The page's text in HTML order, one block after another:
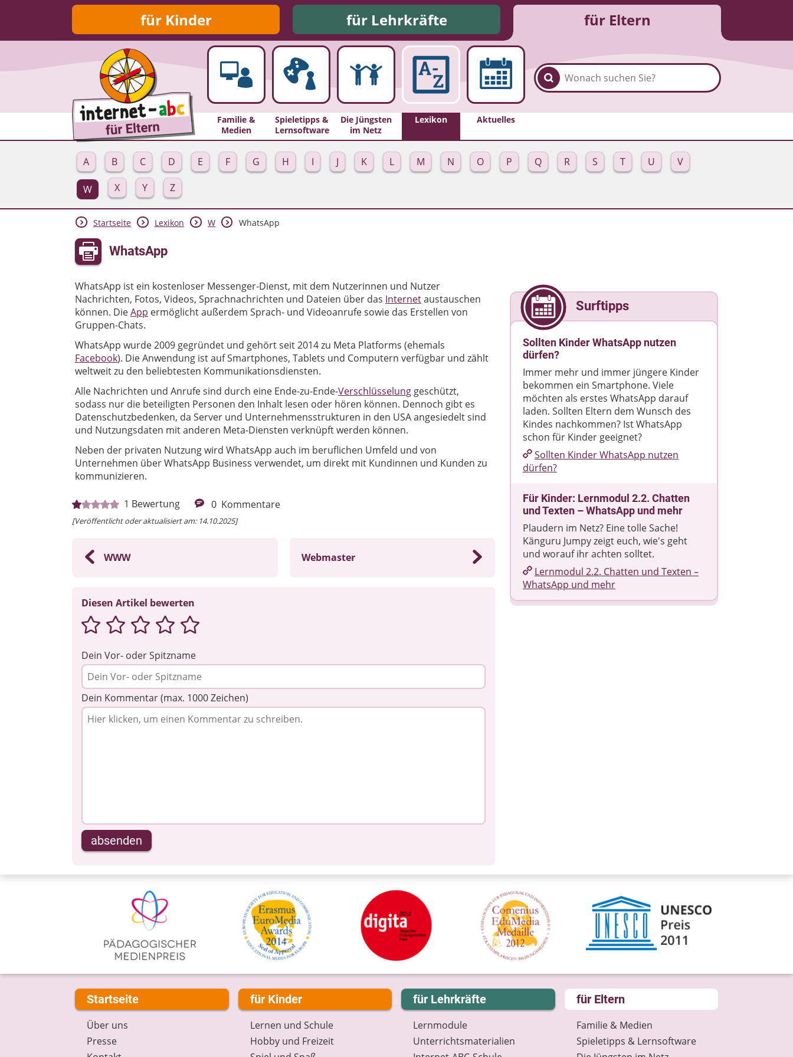
für Kinder für Lehrkräfte für Eltern
Familie &
Medien
Spieletipps &
Lernsoftware
Die Jüngsten
im Netz
Lexikon Aktuelles
A B C D E F G H I J K L M N O P Q R S T U V
W X Y Z
Startseite Lexikon W WhatsApp
WhatsApp
WhatsApp ist ein kostenloser Messenger-Dienst, mit dem Nutzerinnen und Nutzer
Nachrichten, Fotos, Videos, Sprachnachrichten und Dateien über das Internetaustauschen
können. DieApp ermöglicht außerdem Sprach- und Videoanrufe sowie das Erstellen von
Gruppen-Chats.
WhatsApp wurde 2009 gegründet und gehört seit 2014 zu Meta Platforms (ehemals
Facebook). Die Anwendung ist auf Smartphones, Tablets und Computern verfügbar und zählt
weltweit zu den beliebtesten Kommunikationsdiensten.
Alle Nachrichten und Anrufe sind durch eine Ende-zu-Ende-Verschlüsselung geschützt,
sodass nur die beteiligten Personen den Inhalt lesen oder hören können. Dennoch gibt es
Datenschutzbedenken, da Server und Unternehmensstrukturen in den USA angesiedelt sind
und Nutzungsdaten mit anderen Meta-Diensten verknüpft werden können.
Neben der privaten Nutzung wird WhatsApp auch im beruflichen Umfeld und von
Unternehmen über WhatsApp Business verwendet, um direkt mit Kundinnen und Kunden zu
kommunizieren.
1 Bewertung 0 Kommentare
[Veröffentlicht oder aktualisiert am: 14.10.2025]
WWW Webmaster
Diesen Artikel bewerten
Dein Vor- oder Spitzname
Dein Kommentar (max. 1000 Zeichen)
absenden
Surftipps
Sollten Kinder WhatsApp nutzen
dürfen?
Immer mehr und immer jüngere Kinder
bekommen ein Smartphone. Viele
möchten als erstes WhatsApp darauf
laden. Sollten Eltern dem Wunsch des
Kindes nachkommen? Ist WhatsApp
schon für Kinder geeignet?
Sollten Kinder WhatsApp nutzen
dürfen?
Für Kinder: Lernmodul 2.2. Chatten
und Texten – WhatsApp und mehr
Plaudern im Netz? Eine tolle Sache!
Känguru Jumpy zeigt euch, wie's geht
und worauf ihr achten solltet.
Lernmodul 2.2. Chatten und Texten –
WhatsApp und mehr
Startseite
Über uns
Presse
für Kinder
Lernen und Schule
Hobby und Freizeit
für Lehrkräfte
Lernmodule
Unterrichts­materialien
für Eltern
Familie & Medien
Spieletipps & Lernsoftware